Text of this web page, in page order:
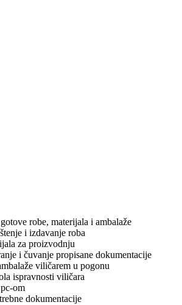
robe, materijala i ambalaže
i izdavanje roba
za proizvodnju
i čuvanje propisane dokumentacije
viličarem u pogonu
ispravnosti viličara
om
dokumentacije